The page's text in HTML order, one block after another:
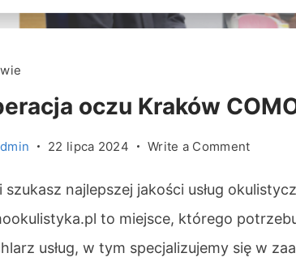
oczu Kraków
22 lipca 2024 Write a Commenton
oczu
COMO
szukasz najlepszej jakości usług
to miejsce, którego
usług, w tym specjalizujemy się w